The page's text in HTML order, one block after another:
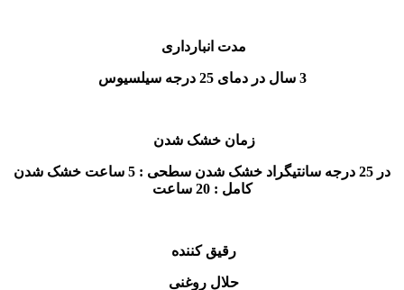
مدت انبارداری
3 سال در دمای 25 درجه سیلسیوس
زمان خشک شدن
در 25 درجه سانتيگراد خشک شدن سطحی : 5 ساعت خشک شدن
کامل : 20 ساعت
رقیق کننده
حلال روغنی